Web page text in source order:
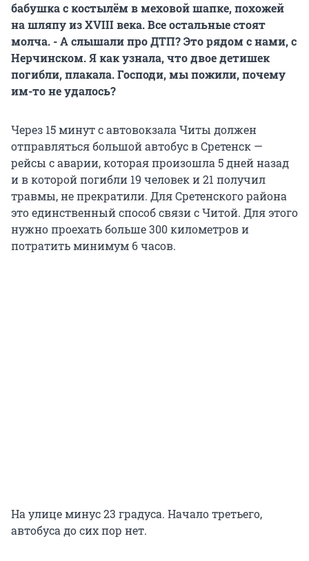
бабушка с костылём в меховой шапке, похожей
на шляпу из XVIII века. Все остальные стоят
молча. - А слышали про ДТП? Это рядом с нами, с
Нерчинском. Я как узнала, что двое детишек
погибли, плакала. Господи, мы пожили, почему
им-то не удалось?
Через 15 минут с автовокзала Читы должен
отправляться большой автобус в Сретенск —
рейсы с аварии, которая произошла 5 дней назад
и в которой погибли 19 человек и 21 получил
травмы, не прекратили. Для Сретенского района
это единственный способ связи с Читой. Для этого
нужно проехать больше 300 километров и
потратить минимум 6 часов.
На улице минус 23 градуса. Начало третьего,
автобуса до сих пор нет.